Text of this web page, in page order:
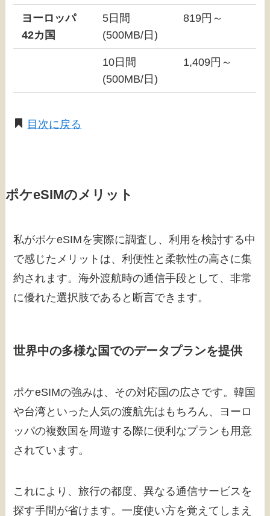
ヨーロッパ
42カ国
5日間
(500MB/日)
819円～
10日間
(500MB/日)
1,409円～
目次に戻る
ポケeSIMのメリット
私がポケeSIMを実際に調査し、利用を検討する中
で感じたメリットは、利便性と柔軟性の高さに集
約されます。海外渡航時の通信手段として、非常
に優れた選択肢であると断言できます。
世界中の多様な国でのデータプランを提供
ポケeSIMの強みは、その対応国の広さです。韓国
や台湾といった人気の渡航先はもちろん、ヨーロ
ッパの複数国を周遊する際に便利なプランも用意
されています。
これにより、旅行の都度、異なる通信サービスを
探す手間が省けます。一度使い方を覚えてしまえ